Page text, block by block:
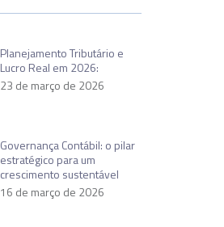
Planejamento Tributário e
Lucro Real em 2026:
23 de março de 2026
Governança Contábil: o pilar
estratégico para um
crescimento sustentável
16 de março de 2026